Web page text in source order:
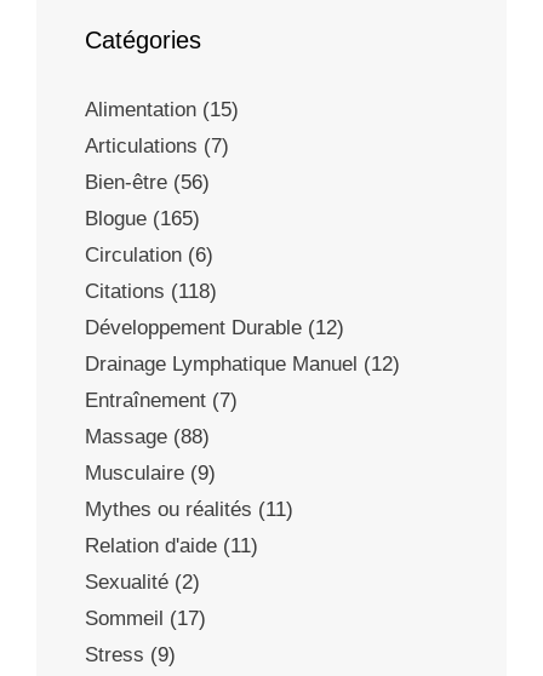
Catégories
Alimentation (15)
Articulations (7)
Bien-être (56)
Blogue (165)
Circulation (6)
Citations (118)
Développement Durable (12)
Drainage Lymphatique Manuel (12)
Entraînement (7)
Massage (88)
Musculaire (9)
Mythes ou réalités (11)
Relation d'aide (11)
Sexualité (2)
Sommeil (17)
Stress (9)